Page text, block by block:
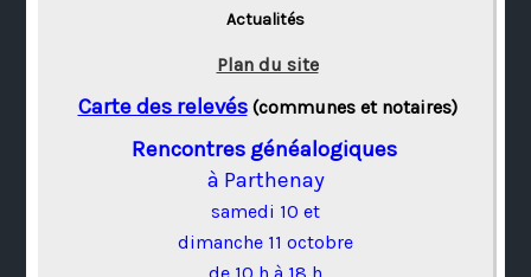
Actualités
Plan du site
Carte des relevés(communes et notaires)
Rencontres généalogiques
à Parthenay
samedi 10 et
dimanche 11 octobre